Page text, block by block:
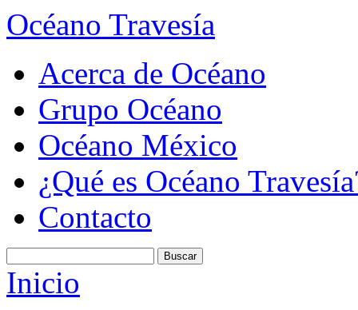
Océano Travesía
Acerca de Océano
Grupo Océano
Océano México
¿Qué es Océano
Contacto
Inicio